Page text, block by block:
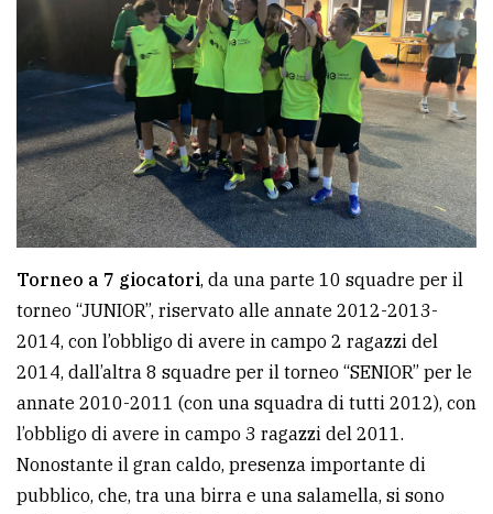
policy
Torneo a 7 giocatori, da una parte 10 squadre per il
torneo “JUNIOR”, riservato alle annate 2012-2013-
2014, con l’obbligo di avere in campo 2 ragazzi del
2014, dall’altra 8 squadre per il torneo “SENIOR” per le
annate 2010-2011 (con una squadra di tutti 2012), con
l’obbligo di avere in campo 3 ragazzi del 2011.
Nonostante il gran caldo, presenza importante di
pubblico, che, tra una birra e una salamella, si sono